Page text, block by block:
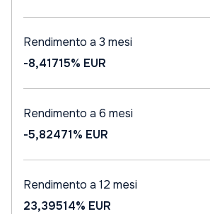
Rendimento a 3 mesi
-8,41715% EUR
Rendimento a 6 mesi
-5,82471% EUR
Rendimento a 12 mesi
23,39514% EUR